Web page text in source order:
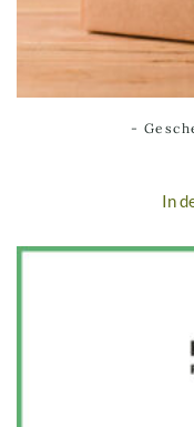
-
In